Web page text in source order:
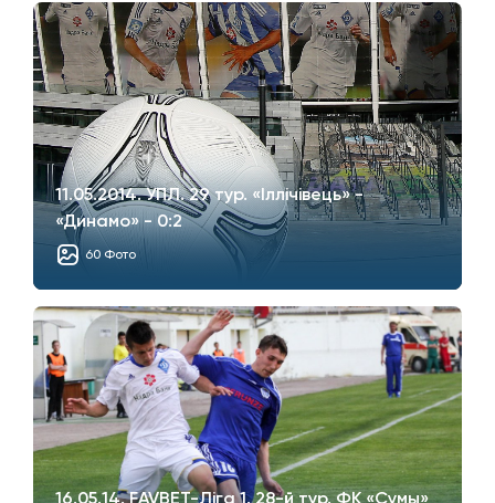
11.05.2014. УПЛ. 29 тур. «Iллiчiвець» -
«Динамо» - 0:2
60 Фото
16.05.14. FAVBET-Ліга 1. 28-й тур. ФК «Сумы»